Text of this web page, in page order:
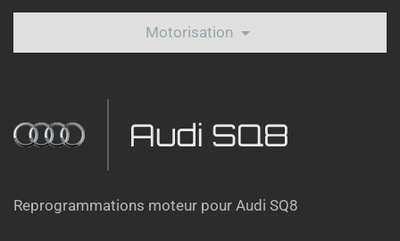
Motorisation
Audi SQ8
Reprogrammations moteur pour Audi SQ8